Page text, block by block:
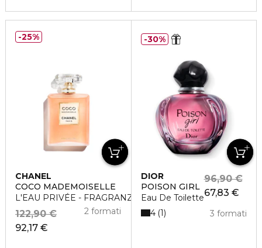
CHANEL
COCO MADEMOISELLE
L'EAU PRIVÉE - FRAGRANZA PER LA NOTTE
92,17 €
122,90 € 2 formati
25%
DIOR
POISON GIRL
Eau De Toilette67,83 €
96,90 €
3 formati
4 1
30%